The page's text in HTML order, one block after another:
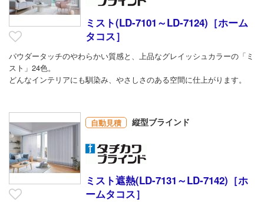
ミスト(LD-7101～LD-7124)［ホーム
タコス］
パウダータッチのやわらかい質感と、上品なグレイッシュカラーの「ミ
スト」24色。
どんなインテリアにも馴染み、やさしさのある空間に仕上がります。
自動見積 縦型ブラインド
ミスト遮熱(LD-7131～LD-7142)［ホ
ームタコス］